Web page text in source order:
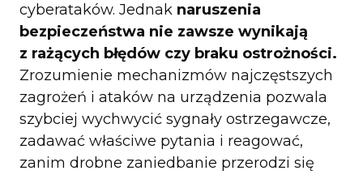
cyberataków. Jednak naruszenia
bezpieczeństwa nie zawsze wynikają
z rażących błędów czy braku ostrożności.
Zrozumienie mechanizmów najczęstszych
zagrożeń i ataków na urządzenia pozwala
szybciej wychwycić sygnały ostrzegawcze,
zadawać właściwe pytania i reagować,
zanim drobne zaniedbanie przerodzi się